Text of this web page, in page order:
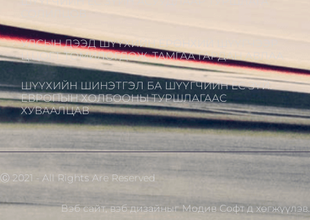
СОЛИЛЦОВ
УЛСЫН ДЭЭД ШҮҮХИЙН ЕРӨНХИЙ ШҮҮГЧЭЭР
Ц.ЦОГТ ТОМИЛОГДОЖ, ТАМГАА ГАРДАН АВЛАА
ШҮҮХИЙН ШИНЭТГЭЛ БА ШҮҮГЧИЙН ЁС ЗҮЙ:
ЕВРОПЫН ХОЛБООНЫ ТУРШЛАГААС
ХУВААЛЦАВ
Ⓒ 2021 - All Rights Are Reserved
Вэб сайт,вэб дизайныгМодив Софт д хөгжүүлэв.